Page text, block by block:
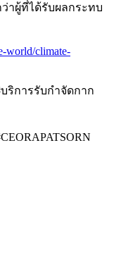
าผู้ที่ได้รับผลกระทบ
world/climate-
บริการรับกำจัดกาก